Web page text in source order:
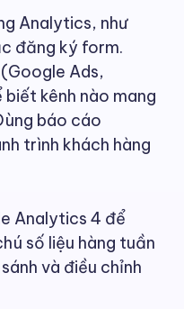
Analytics, như
đăng ký form.
Ads,
kênh nào mang
báo cáo
trình khách hàng
Analytics 4 để
số liệu hàng tuần
và điều chỉnh